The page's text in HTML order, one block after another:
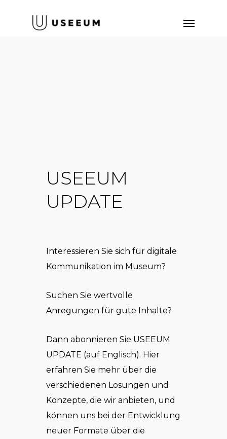
USEEUM
UPDATE
Interessieren Sie sich für digitale
Kommunikation im Museum?
Suchen Sie wertvolle
Anregungen für gute Inhalte?
Dann abonnieren Sie USEEUM
UPDATE (auf Englisch). Hier
erfahren Sie mehr über die
verschiedenen Lösungen und
Konzepte, die wir anbieten, und
können uns bei der Entwicklung
neuer Formate über die